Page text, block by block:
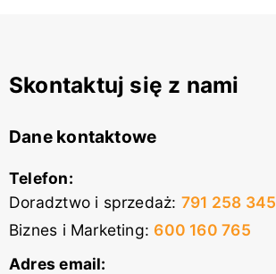
Skontaktuj się z nami
Dane kontaktowe
Telefon:
Doradztwo i sprzedaż: 791 258 345
Biznes i Marketing: 600 160 765
Adres email: